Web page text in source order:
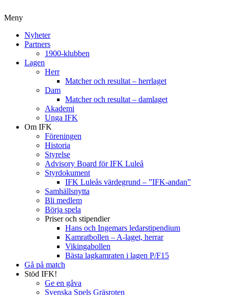
Meny
Nyheter
Partners
1900-klubben
Lagen
Herr
Matcher och resultat – herrlaget
Dam
Matcher och resultat – damlaget
Akademi
Unga IFK
Om IFK
Föreningen
Historia
Styrelse
Advisory Board för IFK Luleå
Styrdokument
IFK Luleås värdegrund – ”IFK-andan”
Samhällsnytta
Bli medlem
Börja spela
Priser och stipendier
Hans och Ingemars ledarstipendium
Kamratbollen – A-laget, herrar
Vikingabollen
Bästa lagkamraten i lagen P/F15
Gå på match
Stöd IFK!
Ge en gåva
Svenska Spels Gräsroten